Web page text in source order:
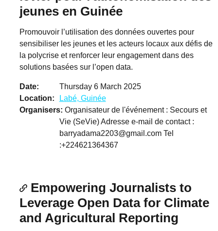
jeunes en Guinée
Promouvoir l’utilisation des données ouvertes pour
sensibiliser les jeunes et les acteurs locaux aux défis de
la polycrise et renforcer leur engagement dans des
solutions basées sur l’open data.
Date
Thursday 6 March 2025
Location
Labé, Guinée
Organisers Organisateur de l'événement : Secours et
Vie (SeVie) Adresse e-mail de contact :
barryadama2203@gmail.comTel
:+224621364367
Empowering Journalists to
Leverage Open Data for Climate
and Agricultural Reporting